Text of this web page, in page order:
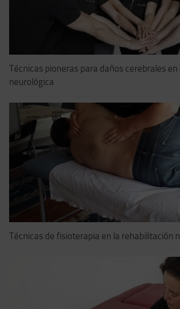
Técnicas pioneras para daños cerebrales
neurológica
Técnicas de fisioterapia en la rehabilitación